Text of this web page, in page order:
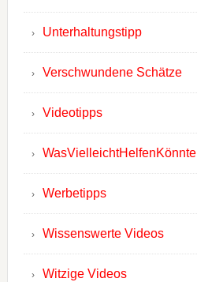
Unterhaltungstipp
Verschwundene Schätze
Videotipps
WasVielleichtHelfenKönnte
Werbetipps
Wissenswerte Videos
Witzige Videos